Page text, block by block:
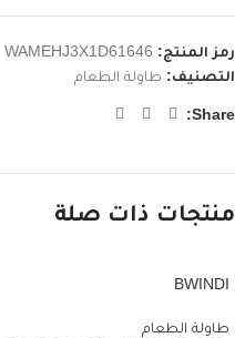
رمز المنتج: WAMEHJ3X1D61646
التصنيف: طاولة الطعام
Share:
منتجات ذات صلة
BWINDI
طاولة الطعام